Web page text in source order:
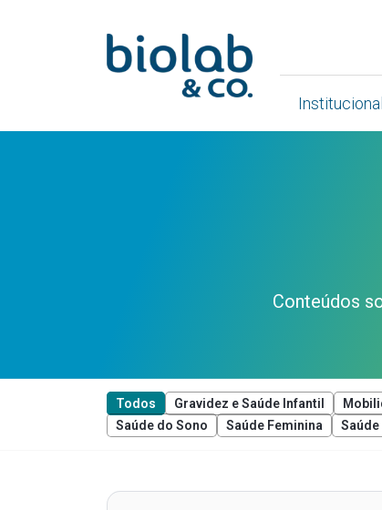
Institucional
Conteúdos
Todos Gravidez e Saúde Infantil
Saúde do Sono
Saúde Feminina Saúde